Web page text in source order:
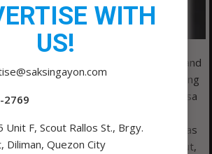
ng District Police Intelligence and
ng Manila Police District, kasama ang
Police Station 12, ang isang suspek sa
sa Barangay 106, Tondo,
ng gabi. Kinilala ang suspek na si alyas
binata, jobless, residente ng Balut,
WITH
US!
2769
Unit F, Scout Rallos St., Brgy.
Diliman, Quezon City